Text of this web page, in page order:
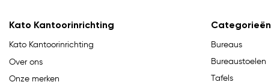
Kato Kantoorinrichting
Kato Kantoorinrichting
Over ons
Onze merken
Categorieën
Bureaus
Bureaustoelen
Tafels